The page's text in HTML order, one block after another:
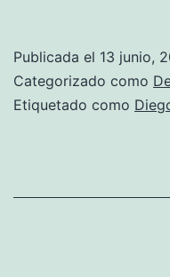
Publicada el 13 junio,
Categorizado como
Etiquetado como